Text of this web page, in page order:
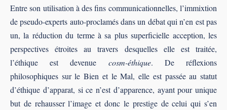
Entre son utilisation à des fins communicationnelles, l’immixtion
de pseudo-experts auto-proclamés dans un débat qui n’en est pas
un, la réduction du terme à sa plus superficielle acception, les
perspectives étroites au travers desquelles elle est traitée,
l’éthique est devenue cosm-éthique. De réflexions
philosophiques sur le Bien et le Mal, elle est passée au statut
d’éthique d’apparat, si ce n’est d’apparence, ayant pour unique
but de rehausser l’image et donc le prestige de celui qui s’en